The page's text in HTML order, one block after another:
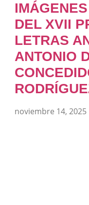
DEL XVII
LETRAS
ANTONIO
noviembre 14, 2025